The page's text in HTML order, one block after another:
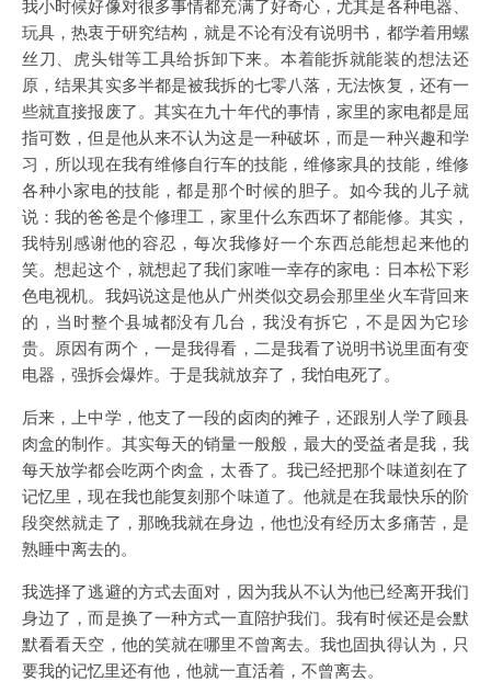
我小时候好像对很多事情都充满了好奇心，尤其是各种电器、
玩具，热衷于研究结构，就是不论有没有说明书，都学着用螺
丝刀、虎头钳等工具给拆卸下来。本着能拆就能装的想法还
原，结果其实多半都是被我拆的七零八落，无法恢复，还有一
些就直接报废了。其实在九十年代的事情，家里的家电都是屈
指可数，但是他从来不认为这是一种破坏，而是一种兴趣和学
习，所以现在我有维修自行车的技能，维修家具的技能，维修
各种小家电的技能，都是那个时候的胆子。如今我的儿子就
说：我的爸爸是个修理工，家里什么东西坏了都能修。其实，
我特别感谢他的容忍，每次我修好一个东西总能想起来他的
笑。想起这个，就想起了我们家唯一幸存的家电：日本松下彩
色电视机。我妈说这是他从广州类似交易会那里坐火车背回来
的，当时整个县城都没有几台，我没有拆它，不是因为它珍
贵。原因有两个，一是我得看，二是我看了说明书说里面有变
电器，强拆会爆炸。于是我就放弃了，我怕电死了。
后来，上中学，他支了一段的卤肉的摊子，还跟别人学了顾县
肉盒的制作。其实每天的销量一般般，最大的受益者是我，我
每天放学都会吃两个肉盒，太香了。我已经把那个味道刻在了
记忆里，现在我也能复刻那个味道了。他就是在我最快乐的阶
段突然就走了，那晚我就在身边，他也没有经历太多痛苦，是
熟睡中离去的。
我选择了逃避的方式去面对，因为我从不认为他已经离开我们
身边了，而是换了一种方式一直陪护我们。我有时候还是会默
默看看天空，他的笑就在哪里不曾离去。我也固执得认为，只
要我的记忆里还有他，他就一直活着，不曾离去。